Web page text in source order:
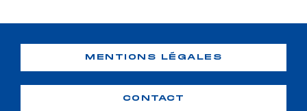
MENTIONS LÉGALES
CONTACT